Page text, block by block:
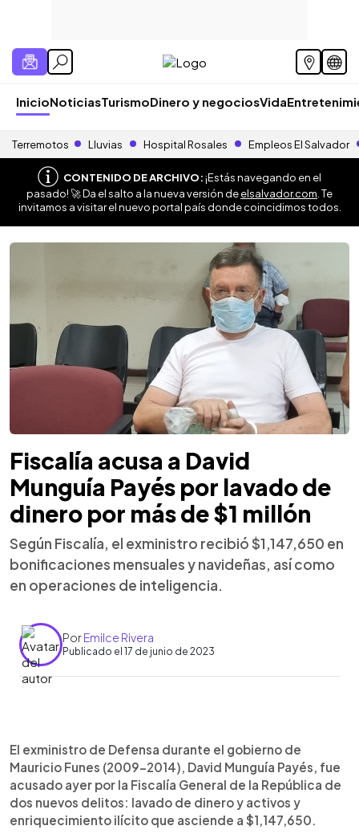
InicioNoticiasTurismoDinero y negociosVida
Terremotos Lluvias Hospital Rosales Empleos El Salvador
CONTENIDO DE ARCHIVO:¡Estás navegando en el
pasado! 🚀 Da el salto a la nueva versión deelsalvador.com . Te
invitamos a visitar el nuevo portal país donde coincidimos todos.
Fiscalía acusa a David
Munguía Payés por lavado de
dinero por más de $1 millón
Según Fiscalía, el exministro recibió $1,147,650 en
bonificaciones mensuales y navideñas, así como
en operaciones de inteligencia.
PorEmilce Rivera
Publicado el 17 de junio de 2023
► Escuchar artículo
El exministro de Defensa durante el gobierno de
Mauricio Funes (2009-2014), David Munguía Payés, fue
acusado ayer por la Fiscalía General de la República de
dos nuevos delitos: lavado de dinero y activos y
enriquecimiento ilícito que asciende a $1,147,650.